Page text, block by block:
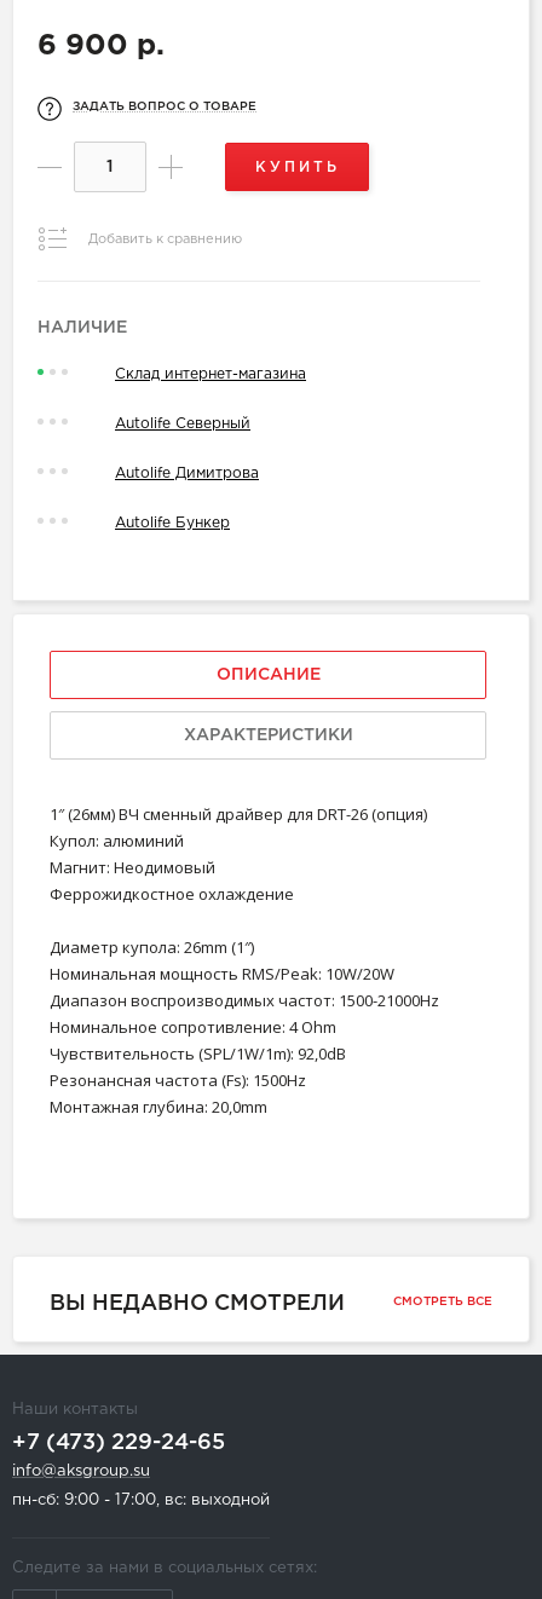
6 900 р.
ЗАДАТЬ ВОПРОС О ТОВАРЕ
КУПИТЬ
Добавить к сравнению
НАЛИЧИЕ
Склад интернет-магазина
Autolife Северный
Autolife Димитрова
Autolife Бункер
ОПИСАНИЕ
ХАРАКТЕРИСТИКИ
1″ (26мм) ВЧ сменный драйвер для DRT-26 (опция)
Купол: алюминий
Магнит: Неодимовый
Феррожидкостное охлаждение
Диаметр купола: 26mm (1″)
Номинальная мощность RMS/Peak: 10W/20W
Диапазон воспроизводимых частот: 1500-21000Hz
Номинальное сопротивление: 4 Ohm
Чувствительность (SPL/1W/1m): 92,0dB
Резонансная частота (Fs): 1500Hz
Монтажная глубина: 20,0mm
ВЫ НЕДАВНО СМОТРЕЛИ СМОТРЕТЬ ВСЕ
Наши контакты
+7 (473) 229-24-65
info@aksgroup.su
пн-сб: 9:00 - 17:00, вс: выходной
Следите за нами в социальных сетях: